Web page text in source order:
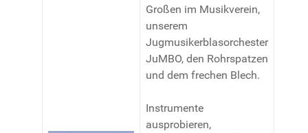
Großen im Musikverein,
unserem
Jugmusikerblasorchester
JuMBO, den Rohrspatzen
und dem frechen Blech.
Instrumente
ausprobieren,